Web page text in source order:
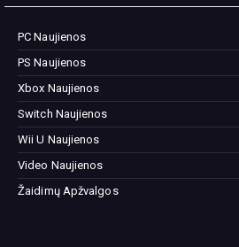
PC Naujienos
PS Naujienos
Xbox Naujienos
Switch Naujienos
Wii U Naujienos
Video Naujienos
Žaidimų Apžvalgos